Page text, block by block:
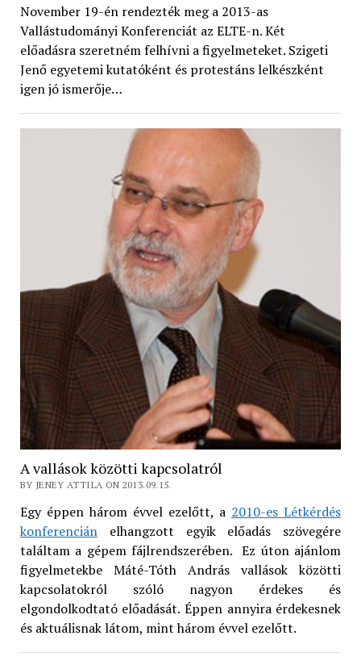
November 19-én rendezték meg a 2013-as
Vallástudományi Konferenciát az ELTE-n. Két
előadásra szeretném felhívni a figyelmeteket. Szigeti
Jenő egyetemi kutatóként és protestáns lelkészként
igen jó ismerője…
A vallások közötti kapcsolatról
BY JENEY ATTILA ON 2013.09.15.
Egy éppen három évvel ezelőtt, a 2010-es Létkérdés
konferenciánelhangzott egyik előadás szövegére
találtam a gépem fájlrendszerében. Ez úton ajánlom
figyelmetekbe Máté-Tóth András vallások közötti
kapcsolatokról szóló nagyon érdekes és
elgondolkodtató előadását. Éppen annyira érdekesnek
és aktuálisnak látom, mint három évvel ezelőtt.